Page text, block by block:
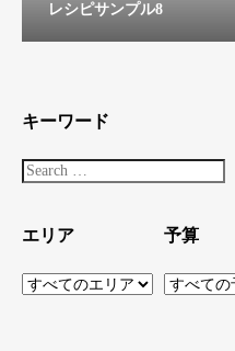
レシピサンプル8
キーワード
エリア 予算